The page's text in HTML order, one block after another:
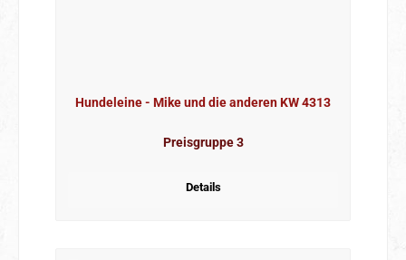
Hundeleine - Mike und die anderen KW 4313
Preisgruppe 3
Details